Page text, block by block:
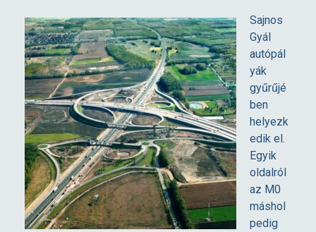
A
u
t
ó
p
á
Sajnos
Gyál
autópál
yák
gyűrűjé
ben
helyezk
edik el.
Egyik
oldalról
az M0
máshol
pedig